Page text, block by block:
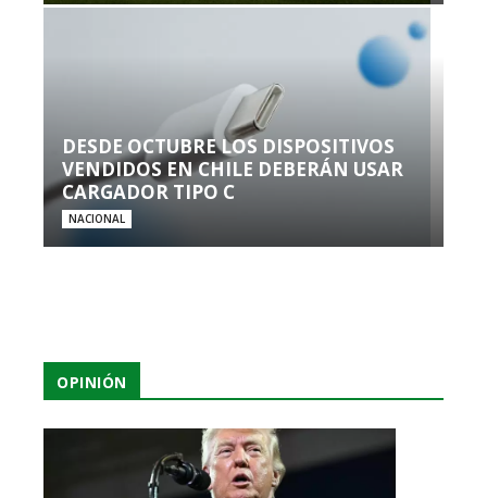
DESDE OCTUBRE LOS DISPOSITIVOS
VENDIDOS EN CHILE DEBERÁN USAR
CARGADOR TIPO C
NACIONAL
OPINIÓN